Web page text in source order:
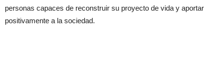
personas capaces de reconstruir su proyecto de vida y aportar
positivamente a la sociedad.